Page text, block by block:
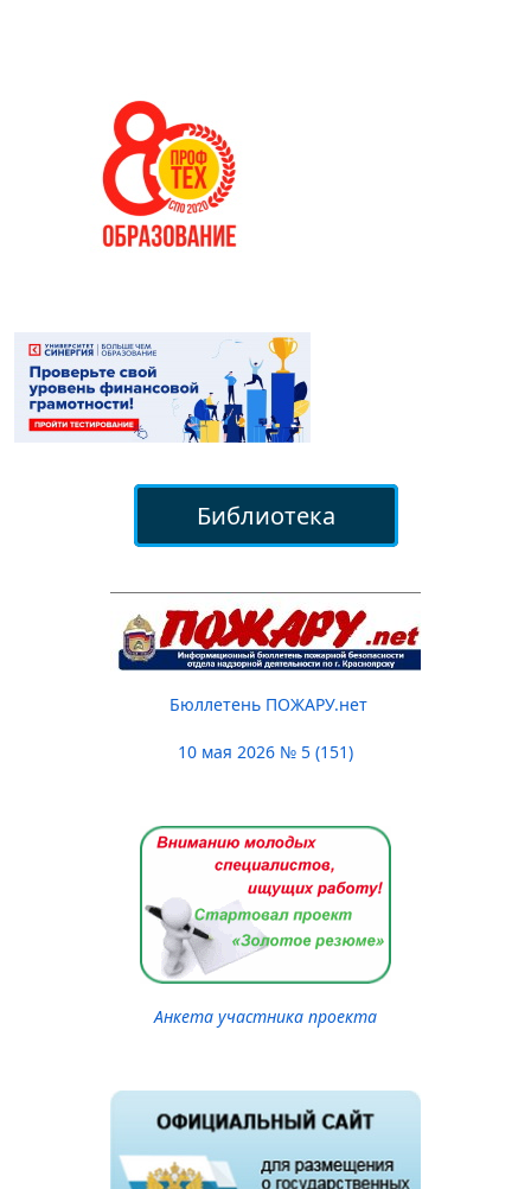
Библиотека
Бюллетень ПОЖАРУ.нет
10 мая 2026 № 5 (151)
Анкета участника проекта